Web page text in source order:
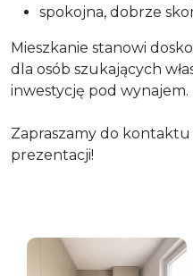
spokojna, dobrze
Mieszkanie stanowi
dla osób szukających
inwestycję pod wynajem.
Zapraszamy do
prezentacji!